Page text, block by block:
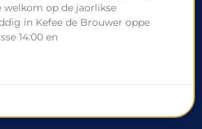
op de jaorlikse
in Kefee de Brouwer oppe
14:00 en